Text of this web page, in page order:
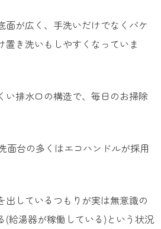
面が広く、手洗いだけでなくバケ
置き洗いもしやすくなっていま
い排水口の構造で、毎日のお掃除
面台の多くはエコハンドルが採用
出しているつもりが実は無意識の
(給湯器が稼働している)という状況